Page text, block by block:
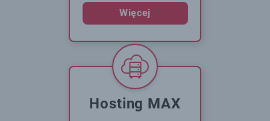
Więcej
Hosting MAX